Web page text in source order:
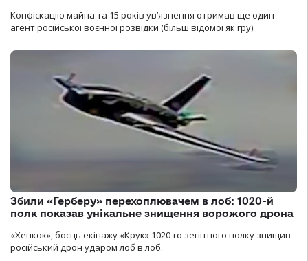
Конфіскацію майна та 15 років увʼязнення отримав ще один
агент російської воєнної розвідки (більш відомої як гру).
Збили «Герберу» перехоплювачем в лоб: 1020-й
полк показав унікальне знищення ворожого дрона
«Хенкок», боєць екіпажу «Крук» 1020-го зенітного полку знищив
російський дрон ударом лоб в лоб.